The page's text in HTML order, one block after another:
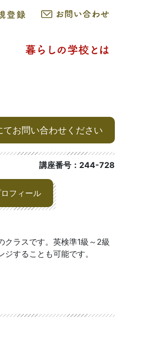
てお問い合わせください
講座番号：244-728
フィール
クラスです。英検準1級～2級
することも可能です。